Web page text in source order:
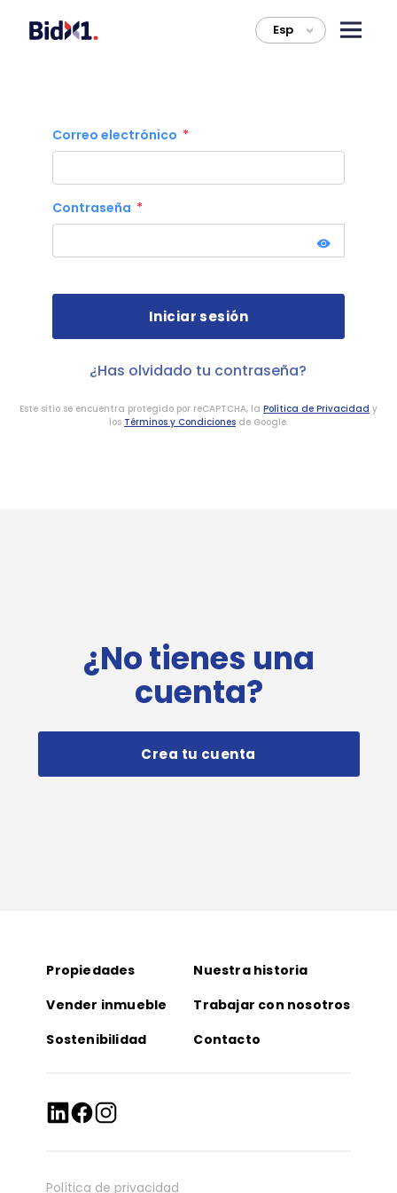
Esp >
¿No tienes una
cuenta?
Crea tu cuenta
Correo electrónico
Contraseña
¿Has olvidado tu contraseña?
Este sitio se encuentra protegido por reCAPTCHA, la Política de Privacidad y
los Términos y Condiciones de Google.
Propiedades
Nuestra historia
Vender inmueble
Trabajar con nosotros
Sostenibilidad
Contacto
Política de privacidad